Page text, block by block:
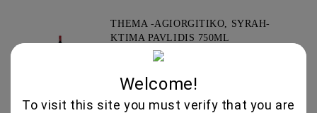
THEMA -AGIORGITIKO, SYRAH-
KTIMA PAVLIDIS 750ML
GLENALLACHIE 10 YO - 700 ML
Welcome!
To visit this site you must verify that you are